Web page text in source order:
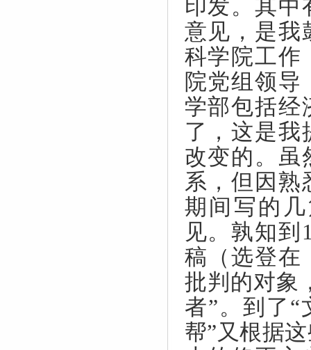
印发。其中
意见，是我
科学院工作
院党组领
学部包括经
了，这是我
改变的。虽
系，但因熟
期间写的
见。孰知到
稿（选登在
批判的对象
者”。到了“
帮”又根据